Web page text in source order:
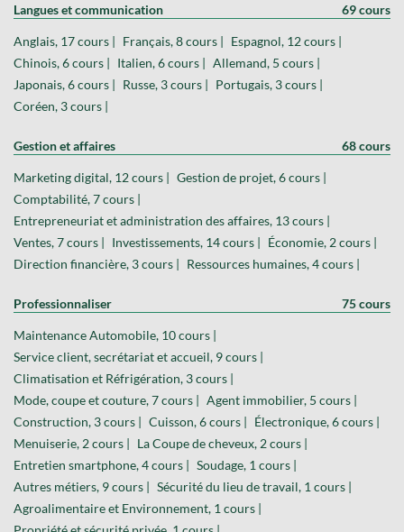
Langues et communication 69 cours
Anglais, 17 cours | Français, 8 cours | Espagnol, 12 cours |
Chinois, 6 cours | Italien, 6 cours | Allemand, 5 cours |
Japonais, 6 cours | Russe, 3 cours | Portugais, 3 cours |
Coréen, 3 cours |
Gestion et affaires 68 cours
Marketing digital, 12 cours | Gestion de projet, 6 cours |
Comptabilité, 7 cours |
Entrepreneuriat et administration des affaires, 13 cours |
Ventes, 7 cours | Investissements, 14 cours | Économie, 2 cours |
Direction financière, 3 cours | Ressources humaines, 4 cours |
Professionnaliser 75 cours
Maintenance Automobile, 10 cours |
Service client, secrétariat et accueil, 9 cours |
Climatisation et Réfrigération, 3 cours |
Mode, coupe et couture, 7 cours | Agent immobilier, 5 cours |
Construction, 3 cours | Cuisson, 6 cours | Électronique, 6 cours |
Menuiserie, 2 cours | La Coupe de cheveux, 2 cours |
Entretien smartphone, 4 cours | Soudage, 1 cours |
Autres métiers, 9 cours | Sécurité du lieu de travail, 1 cours |
Agroalimentaire et Environnement, 1 cours |